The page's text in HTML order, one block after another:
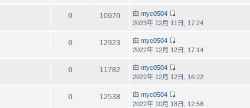
0 10970 由myc0504
2023年 12月 11日, 17:24
0 12923 由myc0504
2022年 12月 12日, 17:14
0 11782 由myc0504
2022年 12月 12日, 16:22
0 12538 由myc0504
2022年 10月 18日, 12:58